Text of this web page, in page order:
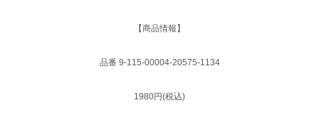
【商品情報】
品番 9-115-00004-20575-1134
1980円(税込)